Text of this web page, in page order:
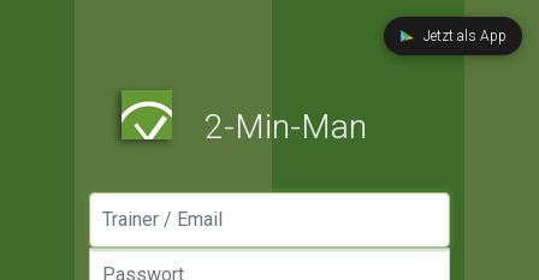
Jetzt als App
2-Min-Man